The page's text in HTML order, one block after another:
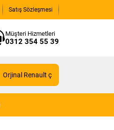
Satış Sözleşmesi
Müşteri Hizmetleri
0312 354 55 39
Orjinal Renault çıkma yedek parçaları